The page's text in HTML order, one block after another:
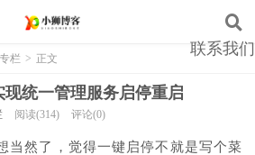
联系我们
栏 > 正文
统一管理服务启停重启
阅读(314) 评论(0)
当然了，觉得一键启停不就是写个菜